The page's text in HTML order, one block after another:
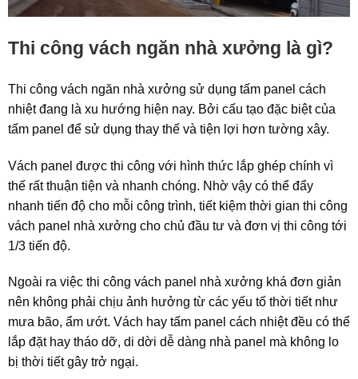
Thi công vách ngăn nhà xưởng là gì?
Thi công vách ngăn nhà xưởng sử dụng tấm panel cách
nhiệt đang là xu hướng hiện nay. Bởi cấu tạo đặc biệt của
tấm panel để sử dụng thay thế và tiện lợi hơn tường xây.
Vách panel được thi công với hình thức lắp ghép chính vì
thế rất thuận tiện và nhanh chóng. Nhờ vậy có thể đẩy
nhanh tiến độ cho mỗi công trình, tiết kiệm thời gian thi công
vách panel nhà xưởng cho chủ đầu tư và đơn vị thi công tới
1/3 tiến độ.
Ngoài ra việc thi công vách panel nhà xưởng khá đơn giản
nên không phải chịu ảnh hưởng từ các yếu tố thời tiết như
mưa bão, ẩm ướt. Vách hay tấm panel cách nhiệt đều có thể
lắp đặt hay tháo dỡ, di dời dễ dàng nhà panel mà không lo
bị thời tiết gây trở ngại.